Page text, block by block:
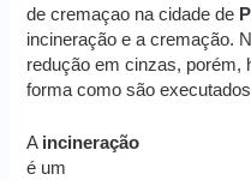
de cremaçao na cidade de
incineração e a cremação.
redução em cinzas, porém,
forma como são
A incineração
é um